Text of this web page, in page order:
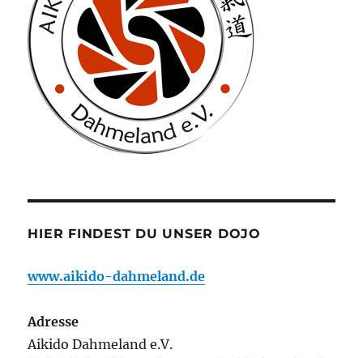
HIER FINDEST DU UNSER DOJO
www.aikido-dahmeland.de
Adresse
Aikido Dahmeland e.V.